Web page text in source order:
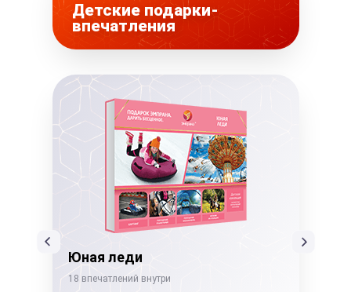
Детские подарки-
впечатления
Юная леди
18 впечатлений внутри